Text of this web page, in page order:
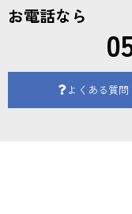
お電話なら
よくある質問